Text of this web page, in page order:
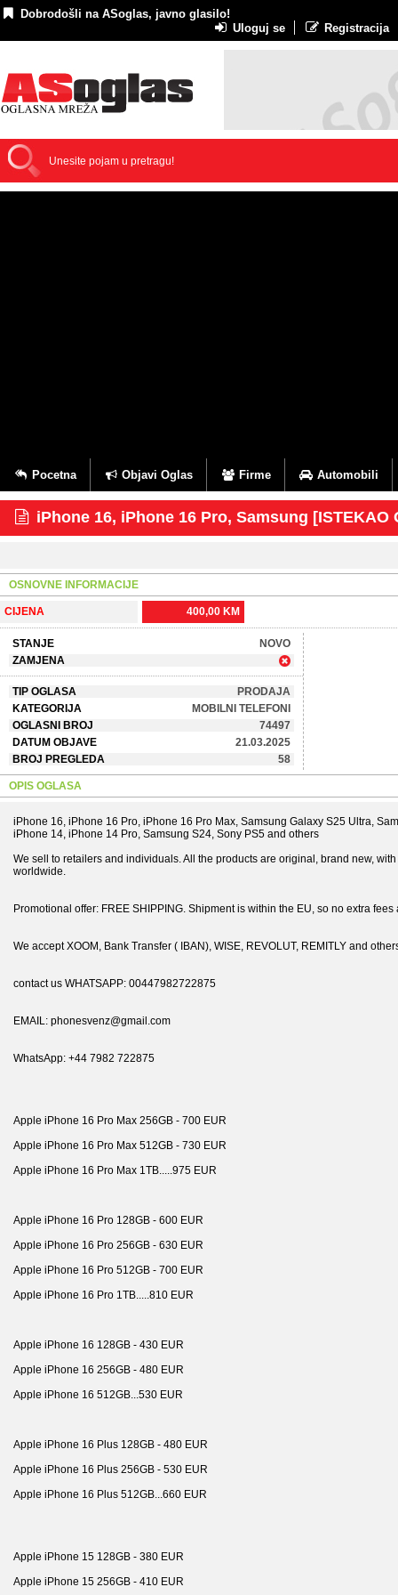
Dobrodošli na ASoglas, javno glasilo!
Uloguj se
Registracija
Pocetna Objavi Oglas Firme Automobili
iPhone 16, iPhone 16 Pro, Samsung [ISTEKAO
OSNOVNE INFORMACIJE
CIJENA 400,00 KM
STANJE
NOVO
ZAMJENA
TIP OGLASA
PRODAJA
KATEGORIJA
MOBILNI TELEFONI
OGLASNI BROJ
74497
DATUM OBJAVE
21.03.2025
BROJ PREGLEDA
58
OPIS OGLASA
iPhone 16, iPhone 16 Pro, iPhone 16 Pro Max, Samsung Galaxy S25 Ultra,
iPhone 14, iPhone 14 Pro, Samsung S24, Sony PS5 and others
We sell to retailers and individuals. All the products are original, brand new,
worldwide.
Promotional offer: FREE SHIPPING. Shipment is within the EU, so no extra
We accept XOOM, Bank Transfer ( IBAN), WISE, REVOLUT, REMITLY and
contact us WHATSAPP: 00447982722875
EMAIL: phonesvenz@gmail.com
WhatsApp: +44 7982 722875
Apple iPhone 16 Pro Max 256GB - 700 EUR
Apple iPhone 16 Pro Max 512GB - 730 EUR
Apple iPhone 16 Pro Max 1TB.....975 EUR
Apple iPhone 16 Pro 128GB - 600 EUR
Apple iPhone 16 Pro 256GB - 630 EUR
Apple iPhone 16 Pro 512GB - 700 EUR
Apple iPhone 16 Pro 1TB.....810 EUR
Apple iPhone 16 128GB - 430 EUR
Apple iPhone 16 256GB - 480 EUR
Apple iPhone 16 512GB...530 EUR
Apple iPhone 16 Plus 128GB - 480 EUR
Apple iPhone 16 Plus 256GB - 530 EUR
Apple iPhone 16 Plus 512GB...660 EUR
Apple iPhone 15 128GB - 380 EUR
Apple iPhone 15 256GB - 410 EUR